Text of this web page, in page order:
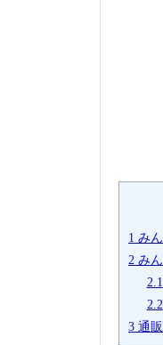
1 み
2 み
2.1
2.2
3 通